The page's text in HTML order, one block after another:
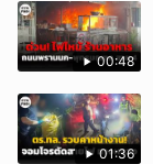
00:48
01:36